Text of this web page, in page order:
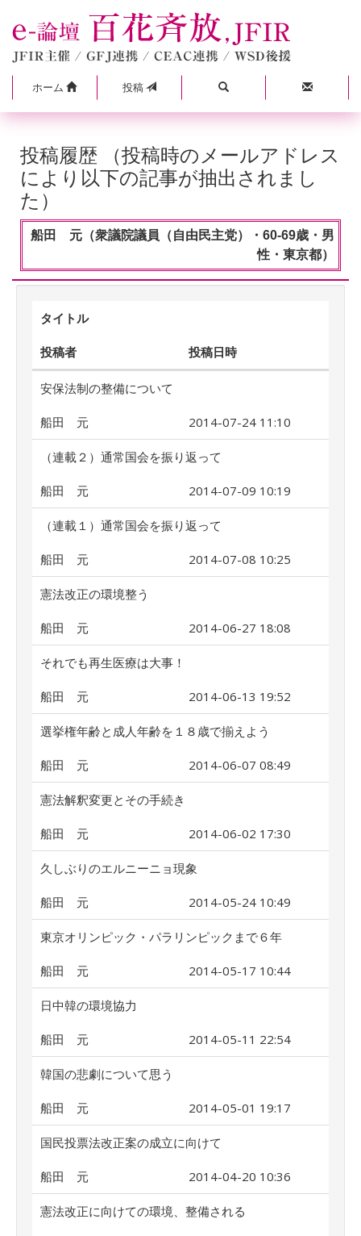
ホーム 投稿
投稿履歴 （投稿時のメールアドレス
により以下の記事が抽出されまし
た）
船田 元（衆議院議員（自由民主党）・60-69歳・男
性・東京都）
タイトル
投稿者 投稿日時
安保法制の整備について
船田 元 2014-07-24 11:10
（連載２）通常国会を振り返って
船田 元 2014-07-09 10:19
（連載１）通常国会を振り返って
船田 元 2014-07-08 10:25
憲法改正の環境整う
船田 元 2014-06-27 18:08
それでも再生医療は大事！
船田 元 2014-06-13 19:52
選挙権年齢と成人年齢を１８歳で揃えよう
船田 元 2014-06-07 08:49
憲法解釈変更とその手続き
船田 元 2014-06-02 17:30
久しぶりのエルニーニョ現象
船田 元 2014-05-24 10:49
東京オリンピック・パラリンピックまで６年
船田 元 2014-05-17 10:44
日中韓の環境協力
船田 元 2014-05-11 22:54
韓国の悲劇について思う
船田 元 2014-05-01 19:17
国民投票法改正案の成立に向けて
船田 元 2014-04-20 10:36
憲法改正に向けての環境、整備される